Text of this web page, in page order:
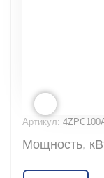
Артикул:
Мощность,